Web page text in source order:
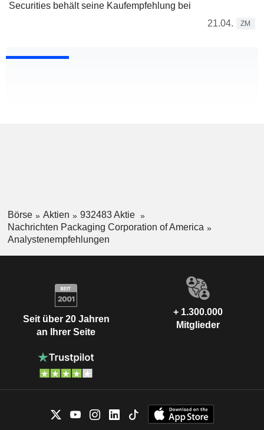
Securities behält seine Kaufempfehlung bei
21.04.
ZM
Börse Aktien
932483 Aktie
Nachrichten Packaging Corporation of America
Analystenempfehlungen
Seit über 20 Jahren
an Ihrer Seite
+ 1.300.000
Mitglieder